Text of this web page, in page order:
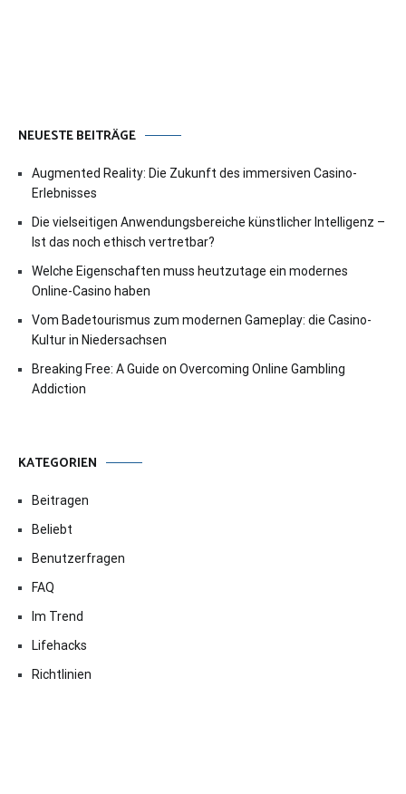
NEUESTE BEITRÄGE
Augmented Reality: Die Zukunft des immersiven Casino-
Erlebnisses
Die vielseitigen Anwendungsbereiche künstlicher Intelligenz –
Ist das noch ethisch vertretbar?
Welche Eigenschaften muss heutzutage ein modernes
Online-Casino haben
Vom Badetourismus zum modernen Gameplay: die Casino-
Kultur in Niedersachsen
Breaking Free: A Guide on Overcoming Online Gambling
Addiction
KATEGORIEN
Beitragen
Beliebt
Benutzerfragen
FAQ
Im Trend
Lifehacks
Richtlinien